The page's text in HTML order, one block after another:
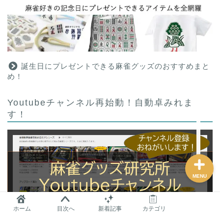
誕生日にプレゼントできる麻雀グッズのおすすめまと
め！
Youtubeチャンネル再始動！自動卓みれま
す！
ホーム 目次へ 新着記事 カテゴリ
MENU
麻雀グッズ研究所のサイ
トマップ
問い合わせ
おすすめ